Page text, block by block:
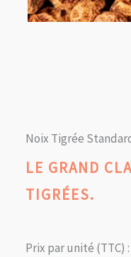
Noix Tigrée
LE GRAND
TIGRÉES.
Prix par unité (TTC) :